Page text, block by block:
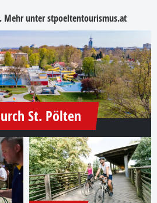
Mehr unterstpoeltentourismus.at
St. Pölten